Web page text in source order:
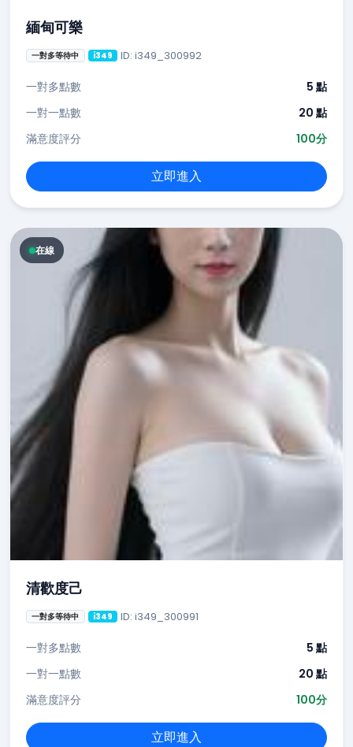
緬甸可樂
一對多等待中 i349 ID: i349_300992
一對多點數
5 點
一對一點數
20 點
滿意度評分
100分
立即進入
在線
清歡度己
一對多等待中 i349 ID: i349_300991
一對多點數
5 點
一對一點數
20 點
滿意度評分
100分
立即進入